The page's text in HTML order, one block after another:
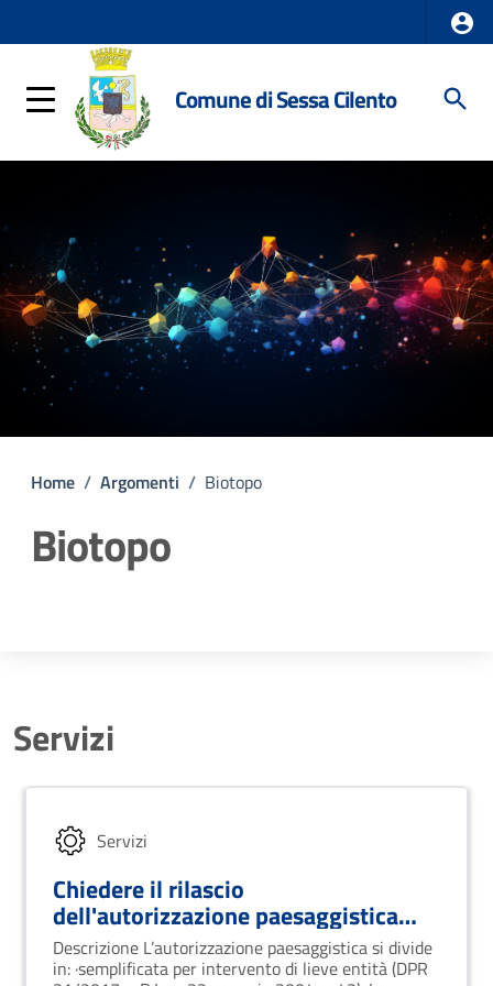
Comune di Sessa Cilento
Home / Argomenti / Biotopo
Biotopo
Servizi
Servizi
Chiedere il rilascio
dell'autorizzazione paesaggistica
ordinaria o semplificata
Descrizione L’autorizzazione paesaggistica si divide
in: ·semplificata per intervento di lieve entità (DPR